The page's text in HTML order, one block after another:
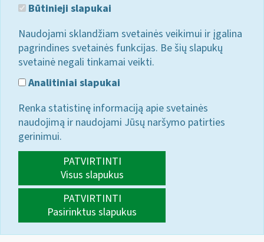
Būtinieji slapukai
Naudojami sklandžiam svetainės veikimui ir įgalina
pagrindines svetainės funkcijas. Be šių slapukų
svetainė negali tinkamai veikti.
Analitiniai slapukai
Renka statistinę informaciją apie svetainės
naudojimą ir naudojami Jūsų naršymo patirties
gerinimui.
PATVIRTINTI
Visus slapukus
PATVIRTINTI
Pasirinktus slapukus